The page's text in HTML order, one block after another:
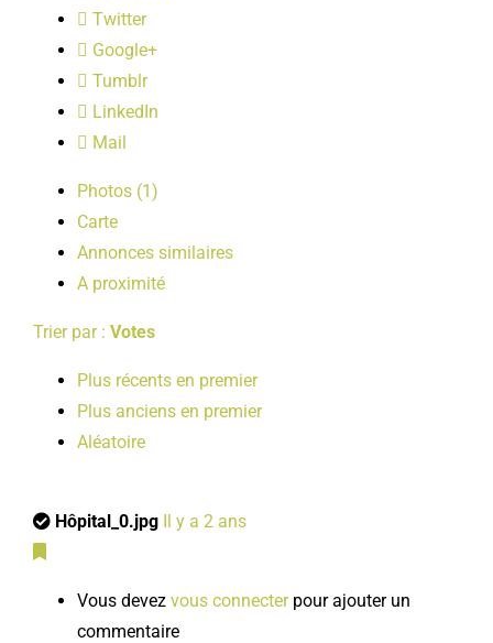
Twitter
Google+
Tumblr
LinkedIn
Mail
Photos (1)
Carte
Annonces similaires
A proximité
Trier par : Votes
Plus récents en premier
Plus anciens en premier
Aléatoire
Hôpital_0.jpg Il y a 2 ans
Vous devez vous connecterpour ajouter un
commentaire